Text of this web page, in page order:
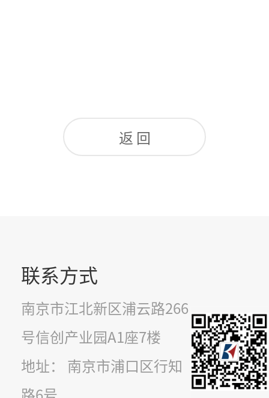
返 回
联系方式
南京市江北新区浦云路266
号信创产业园A1座7楼
地址： 南京市浦口区行知
路6号